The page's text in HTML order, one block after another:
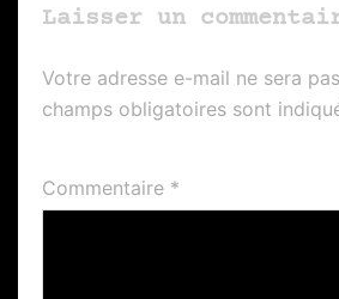
Laisser un
Votre adresse e-mail ne sera
champs obligatoires sont
Commentaire *